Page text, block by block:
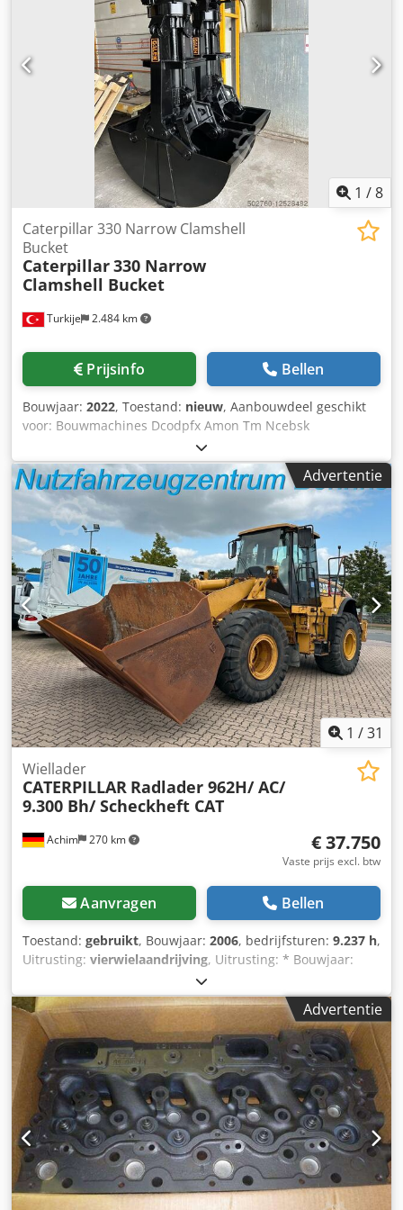
1 /8
Turkije 2.484 km
Caterpillar 330 Narrow Clamshell
Bucket
Caterpillar330 Narrow
Clamshell Bucket
Prijsinfo Bellen
Bouwjaar: 2022, Toestand: nieuw, Aanbouwdeel geschikt
voor: Bouwmachines Dcodpfx Amon Tm Ncebsk
Advertentie
1 /31
Achim 270 km
Wiellader
CATERPILLAR Radlader 962H/ AC/
9.300 Bh/ Scheckheft CAT
€ 37.750
Vaste prijs excl. btw
Aanvragen Bellen
Toestand: gebruikt, Bouwjaar: 2006, bedrijfsturen: 9.237 h,
Uitrusting: vierwielaandrijving, Uitrusting: * Bouwjaar:
2006 * Bedrijfsuren: 9.236 uur * Vermogen: 157 kW / 213
pk * Gewicht: 19,8 ton * Banden: Michelin 23.5-25X Type A
ca. 60% * Achteruitrijcamera * Stuurwielbediening *
Airconditioning * Trekpen * Centrale smering * Geveerde
stoel * Radiovoorbereiding Overig: * 1 vorige eigenaar, *
Duitse machine, * CAT-serviceboekje onderhouden, *
Laatste onderhoudsbeurt bij 9.003 uur * Sporen van
gebruik * Roest Sinds 1972 uw betrouwbare partner
rondom auto’s/bedrijfswagens in 28832 Achim bij het
Bremer Kreuz. NutzfahrzeugZentrum Behnke heeft
permanent ca. 200 voertuigen op voorraad, variërend van
bestelwagens, bedrijfswagens tot bouwmachines! Wij
bieden u continu aantrekkelijke
Advertentie